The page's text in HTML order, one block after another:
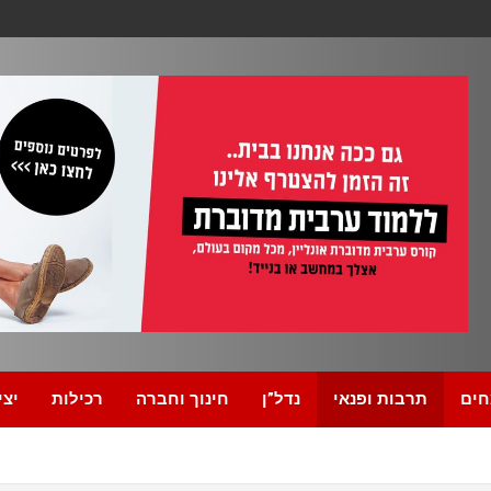
תרבות ופנאי נדל”ן חינוך וחברה רכילות